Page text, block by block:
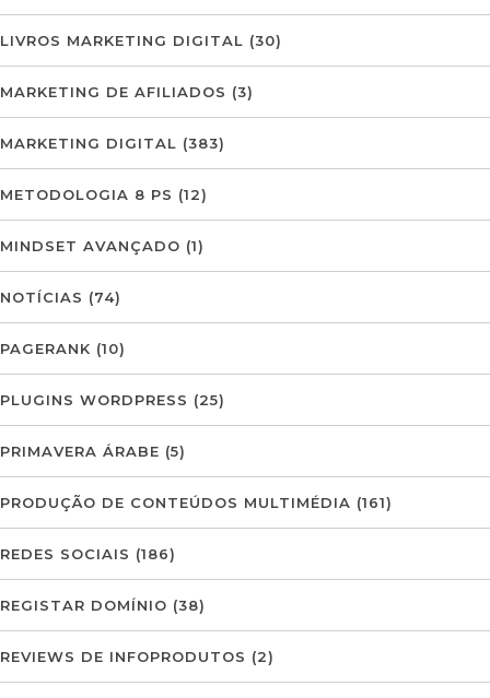
LIVROS MARKETING DIGITAL (30)
MARKETING DE AFILIADOS (3)
MARKETING DIGITAL (383)
METODOLOGIA 8 PS (12)
MINDSET AVANÇADO (1)
NOTÍCIAS (74)
PAGERANK (10)
PLUGINS WORDPRESS (25)
PRIMAVERA ÁRABE (5)
PRODUÇÃO DE CONTEÚDOS MULTIMÉDIA (161)
REDES SOCIAIS (186)
REGISTAR DOMÍNIO (38)
REVIEWS DE INFOPRODUTOS (2)